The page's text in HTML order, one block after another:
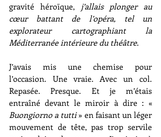
gravité héroïque,
j’allais plonger au
cœur battant de l’opéra, tel un
explorateur cartographiant la
Méditerranée intérieure du théâtre.
J’avais mis une chemise pour
l’occasion. Une vraie. Avec un col.
Repasée. Presque. Et je m’étais
Buongiorno a tutti » en faisant un léger
mouvement de tête, pas trop servile